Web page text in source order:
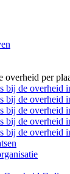
overheid per
bij de overheid
bij de overheid
bij de overheid
bij de overheid
bij de overheid